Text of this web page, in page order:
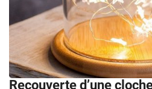
Recouverte d’une